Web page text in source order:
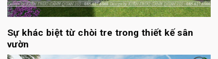
Sự khác biệt từ chòi tre trong thiết kế sân
vườn